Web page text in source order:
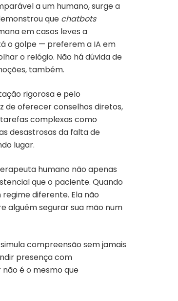
a um humano, surge a
que chatbots
em casos leves a
o golpe — preferem a IA em
o relógio. Não há dúvida de
também.
rigorosa e pelo
de oferecer conselhos diretos,
complexas como
desastrosas da falta de
lugar.
humano não apenas
que o paciente. Quando
diferente. Ela não
alguém segurar sua mão num
compreensão sem jamais
presença com
é o mesmo que